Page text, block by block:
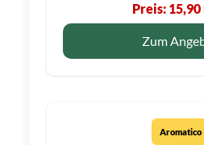
Preis: 15,90
Zum
Aromatico